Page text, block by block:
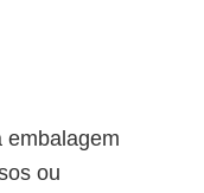
embalagem
ou